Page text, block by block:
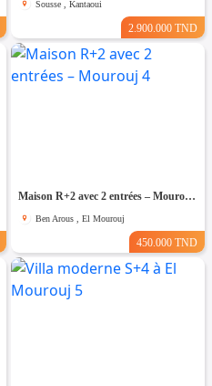
Sousse , Kantaoui
2.900.000 TND
Maison R+2 avec 2 entrées – Mourouj 4
Ben Arous , El Mourouj
450.000 TND